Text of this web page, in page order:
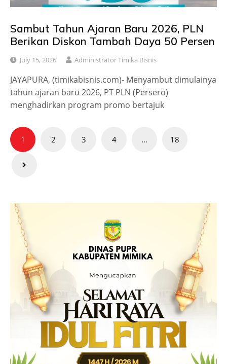
Sambut Tahun Ajaran Baru 2026, PLN
Berikan Diskon Tambah Daya 50 Persen
July 15, 2026 Administrator Timika Bisnis
JAYAPURA, (timikabisnis.com)- Menyambut dimulainya
tahun ajaran baru 2026, PT PLN (Persero)
menghadirkan program promo bertajuk
Posts
pagination
1 2 3 4 … 18